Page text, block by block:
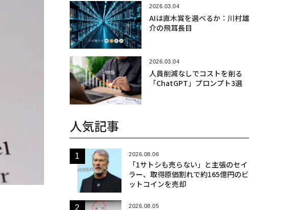
2026.03.04
AIは直木賞を選べるか：川村雄
介の飛耳長目
2026.03.04
人員削減なしでコストを削る
「ChatGPT」プロンプト3選
人気記事
2026.08.06
「1サトシも売らない」と主張のセイ
ラー、取得原価割れで約165億円のビ
ットコインを売却
2026.08.05